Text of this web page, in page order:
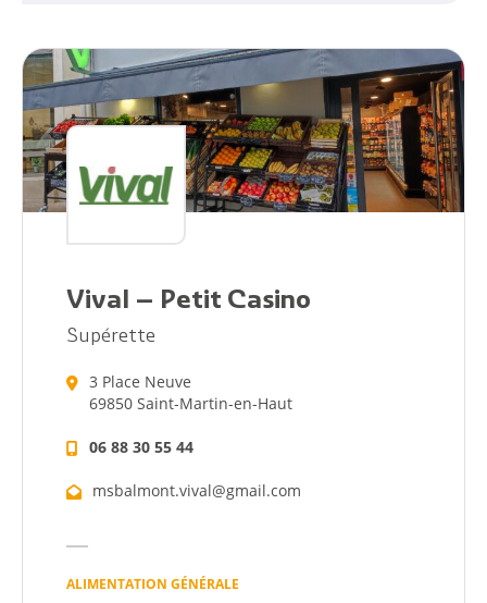
Vival – Petit Casino
Supérette
3 Place Neuve
69850 Saint-Martin-en-Haut
06 88 30 55 44
msbalmont.vival@gmail.com
ALIMENTATION GÉNÉRALE